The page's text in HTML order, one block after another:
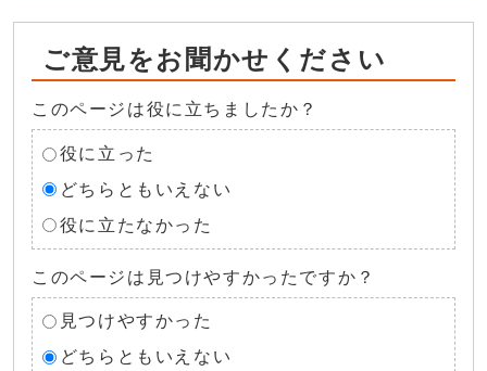
ご意見をお聞かせください
このページは役に立ちましたか？
役に立った
どちらともいえない
役に立たなかった
このページは見つけやすかったですか？
見つけやすかった
どちらともいえない